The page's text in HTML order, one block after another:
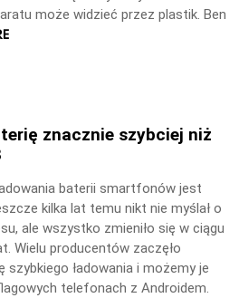
może widzieć przez plastik. Ben
znacznie szybciej niż
baterii smartfonów jest
kilka lat temu nikt nie myślał o
ale wszystko zmieniło się w ciągu
Wielu producentów zaczęło
ładowania i możemy je
telefonach z Androidem.